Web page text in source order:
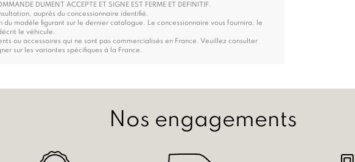
DUMENT ACCEPTE ET SIGNE EST FERME ET DEFINITIF.
auprès du concessionnaire identifié.
modèle figurant sur le dernier catalogue. Le concessionnaire vous fournira, le
le véhicule.
ou accessoires qui ne sont pas commercialisés en France. Veuillez consulter
sur les variantes spécifiques à la France.
Nos engagements